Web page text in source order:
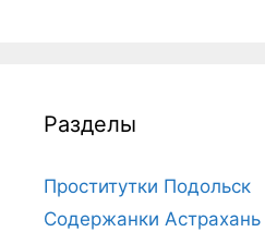
Разделы
Проститутки Подольск
Содержанки Астрахань